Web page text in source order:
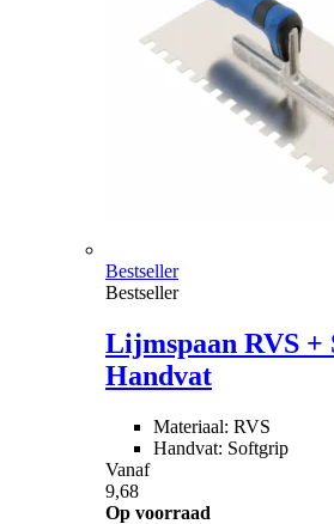
Bestseller
Bestseller
Lijmspaan RVS
Handvat
Materiaal: RVS
Handvat: Softgrip
Vanaf
9,68
Op voorraad